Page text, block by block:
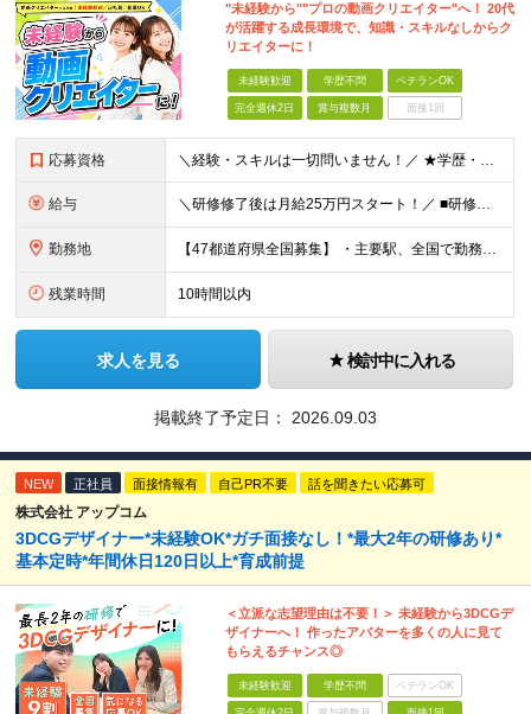
"未経験から""プロの動画クリエイター"へ！ 20代
が活躍する成長環境で、知識・スキルなしからク
リエイターに！
未経験歓迎 学歴不問 ベテランOK
完全週休2日 賞与複数月 面接1回
応募資格 ＼経験・スキルは一切問いません！／ ★学歴・職歴不問 ★未経験・第二新卒歓迎！ ★正社員デビューも応援します！ 【こんな方にピッタリ！】 ✓ 動画やYouTube、TikTokを見るのが好きな方 ✓
給与 ＼研修修了後は月給25万円スタート！／ ■研修修了後 月給25万円＋賞与＋インセンティブ賞与 ※残業代は別途支給 ▽研修期間▽ 【未経験者】 ▶ 月給20万円～ 【固定残業代について】
勤務地 【47都道府県全国募集】 ・主要駅、全国で勤務可能！ ・どこに住んでいても応募可能！ 【東京本社】 東京都品川区東品川5-9-2 在宅でコツコツ働きながら、長く安定して続けられます♪ 本社：〒1
残業時間 10時間以内
求人を見る 検討中に入れる
掲載終了予定日： 2026.09.03
NEW 正社員 面接情報有 自己PR不要 話を聞きたい応募可
株式会社 アップコム
3DCGデザイナー*未経験OK*ガチ面接なし！*最大2年の研修あり*
基本定時*年間休日120日以上*育成前提
＜立派な志望理由は不要！＞ 未経験から3DCGデ
ザイナーへ！ 作ったアバターを多くの人に見て
もらえるチャンス◎
未経験歓迎 学歴不問 ベテランOK